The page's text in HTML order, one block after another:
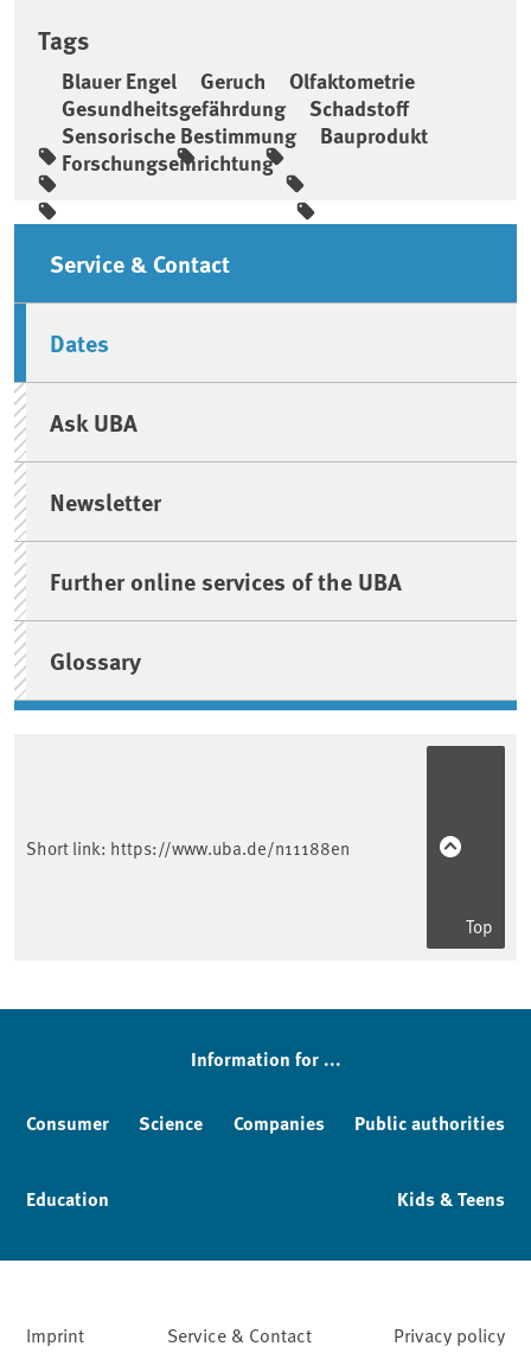
Tags
Blauer Engel Geruch
Olfaktometrie
Gesundheitsgefährdung
Schadstoff
Sensorische Bestimmung
Bauprodukt
Forschungseinrichtung
Sidebar
Service & Contact
Dates
Ask UBA
Newsletter
Further online services of the UBA
Glossary
Short link: https://www.uba.de/n11188en
Top
Information for ...
Consumer Science Companies Public authorities
Education Kids & Teens
Imprint Service & Contact Privacy policy